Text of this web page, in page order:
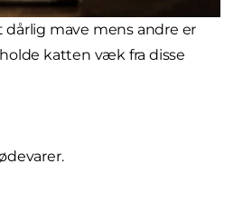
dårlig mave mens andre er
katten væk fra disse